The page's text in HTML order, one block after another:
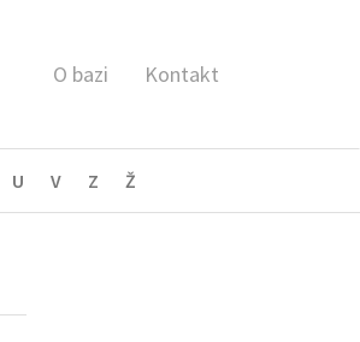
O bazi Kontakt
U V Z Ž